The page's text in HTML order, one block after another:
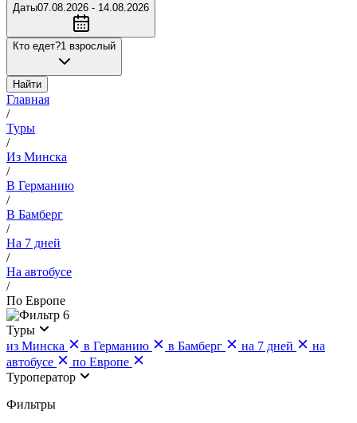
Даты07.08.2026 - 14.08.2026
Кто едет?1 взрослый
Найти
Главная
/
Туры
/
Из Минска
/
В Германию
/
В Бамберг
/
На 7 дней
/
На автобусе
/
По Европе
6
Туры
из Минска
в Германию в Бамберг на 7 дней
на
автобусе
по Европе
Туроператор
Фильтры